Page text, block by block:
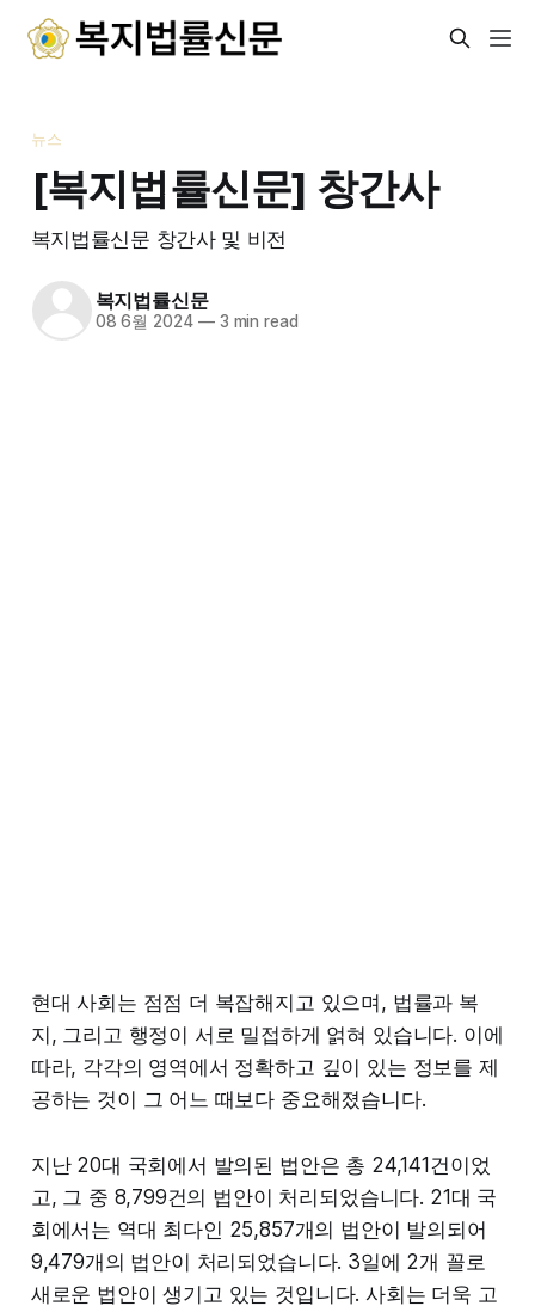
뉴스
[복지법률신문] 창간사
복지법률신문 창간사 및 비전
복지법률신문
08 6월 2024 —3 min read
현대 사회는 점점 더 복잡해지고 있으며, 법률과 복
지, 그리고 행정이 서로 밀접하게 얽혀 있습니다. 이에
따라, 각각의 영역에서 정확하고 깊이 있는 정보를 제
공하는 것이 그 어느 때보다 중요해졌습니다.
지난 20대 국회에서 발의된 법안은 총 24,141건이었
고, 그 중 8,799건의 법안이 처리되었습니다. 21대 국
회에서는 역대 최다인 25,857개의 법안이 발의되어
9,479개의 법안이 처리되었습니다. 3일에 2개 꼴로
새로운 법안이 생기고 있는 것입니다. 사회는 더욱 고